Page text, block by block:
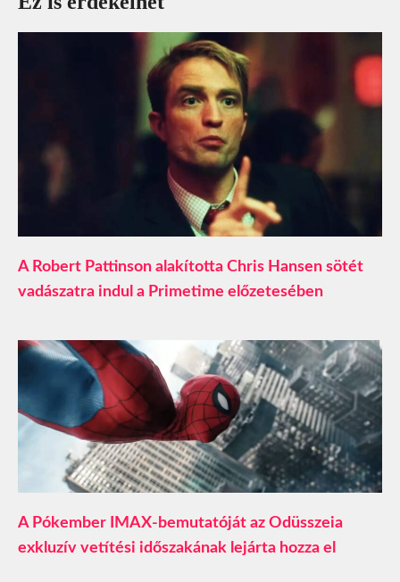
A Robert Pattinson alakította Chris Hansen sötét
vadászatra indul a Primetime előzetesében
A Pókember IMAX-bemutatóját az Odüsszeia
exkluzív vetítési időszakának lejárta hozza el